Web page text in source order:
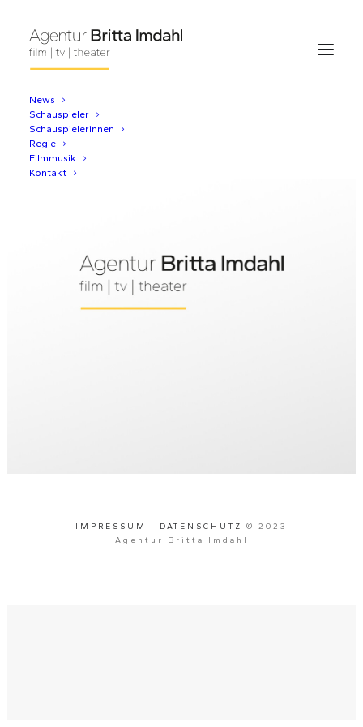
News
Schauspieler
Schauspielerinnen
Regie
Filmmusik
Kontakt
IMPRESSUM | DATENSCHUTZ
© 2023
Agentur Britta Imdahl